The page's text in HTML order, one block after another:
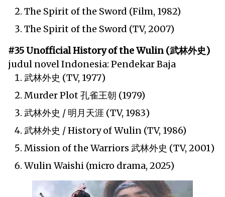
The Spirit of the Sword (Film, 1982)
The Spirit of the Sword (TV, 2007)
#35 Unofficial History of the Wulin (武林外史)
judul novel Indonesia: Pendekar Baja
武林外史 (TV, 1977)
Murder Plot 孔雀王朝 (1979)
武林外史 / 明月天涯 (TV, 1983)
武林外史 / History of Wulin (TV, 1986)
Mission of the Warriors 武林外史 (TV, 2001)
Wulin Waishi (micro drama, 2025)